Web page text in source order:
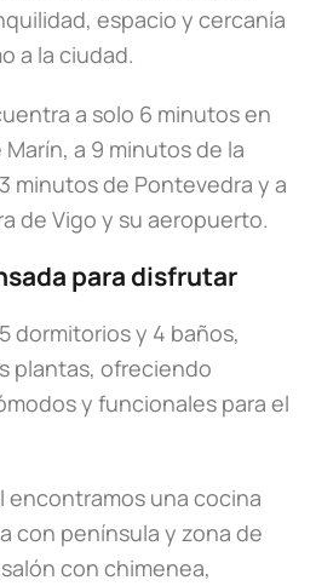
espacio y cercanía
a la ciudad.
a solo 6 minutos en
a 9 minutos de la
minutos de Pontevedra y a
de Vigo y su aeropuerto.
para disfrutar
dormitorios y 4 baños,
plantas, ofreciendo
y funcionales para el
encontramos una cocina
con península y zona de
con chimenea,